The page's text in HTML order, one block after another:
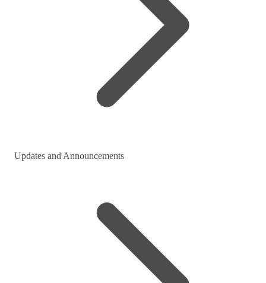
Updates and Announcements